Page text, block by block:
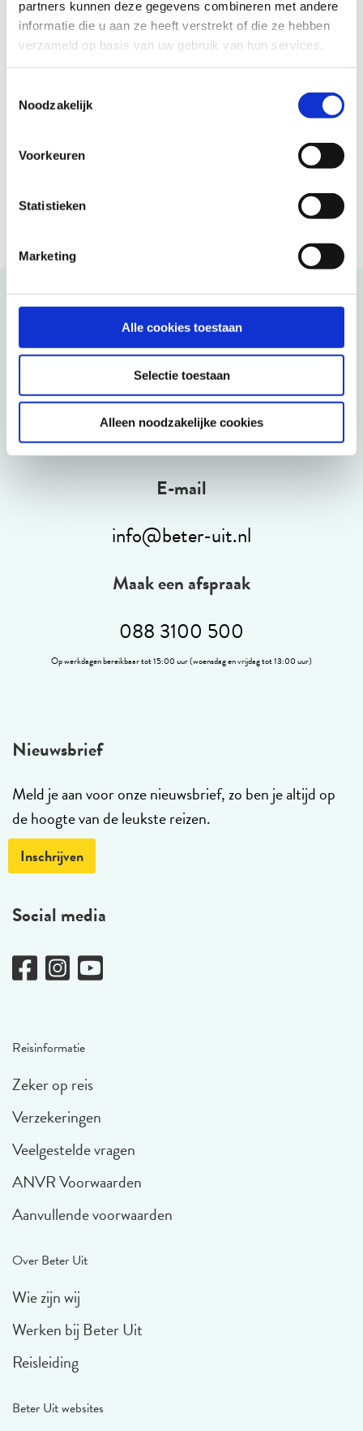
partners kunnen deze gegevens combineren met andere
informatie die u aan ze heeft verstrekt of die ze hebben
verzameld op basis van uw gebruik van hun services.
Noodzakelijk
Voorkeuren
Statistieken
Marketing
Alle cookies toestaan
Selectie toestaan
Alleen noodzakelijke cookies
45 jaar vertrouwd
Reizen in eigen sfeer
Ontmoeting en verbinding
Kunnen wij u helpen?
Telefonisch
088 3100 500
Op werkdagen bereikbaar tot 15:00 uur (woensdag en vrijdag tot 13:00 uur)
E-mail
info@beter-uit.nl
Maak een afspraak
088 3100 500
Op werkdagen bereikbaar tot 15:00 uur (woensdag en vrijdag tot 13:00 uur)
Nieuwsbrief
Meld je aan voor onze nieuwsbrief, zo ben je altijd op
de hoogte van de leukste reizen.
Inschrijven
Social media
Reisinformatie
Zeker op reis
Verzekeringen
Veelgestelde vragen
ANVR Voorwaarden
Aanvullende voorwaarden
Over Beter Uit
Wie zijn wij
Werken bij Beter Uit
Reisleiding
Beter Uit websites